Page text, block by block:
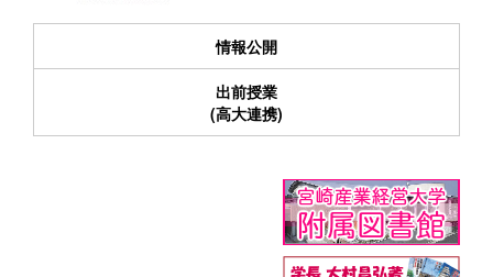
情報公開
出前授業
(高大連携)